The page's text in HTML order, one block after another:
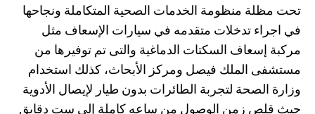
تحت مظلة منظومة الخدمات الصحية المتكاملة ونجاحها
في اجراء تدخلات متقدمه في سيارات الإسعاف مثل
مركبة إسعاف السكتات الدماغية والتى تم توفيرها من
مستشفى الملك فيصل ومركز الأبحاث، كذلك استخدام
وزارة الصحة لتجربة الطائرات بدون طيار لإيصال الأدوية
حيث قلص زمن الوصول من ساعه كاملة إلى ست دقايق